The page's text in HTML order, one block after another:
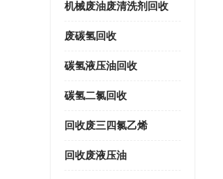
机械废油废清洗剂回收
废碳氢回收
碳氢液压油回收
碳氢二氯回收
回收废三四氯乙烯
回收废液压油